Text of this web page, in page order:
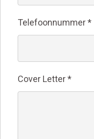
Telefoonnummer*
Cover Letter*